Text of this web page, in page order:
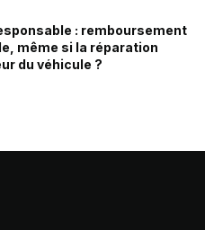
: remboursement
même si la réparation
du véhicule ?